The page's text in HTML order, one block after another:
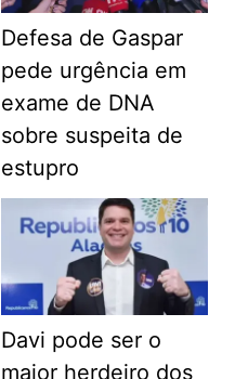
Defesa de Gaspar
pede urgência em
exame de DNA
sobre suspeita de
estupro
Davi pode ser o
maior herdeiro dos